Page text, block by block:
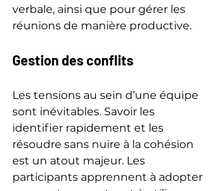
verbale, ainsi que pour gérer les
réunions de manière productive.
Gestion des conflits
Les tensions au sein d’une équipe
sont inévitables. Savoir les
identifier rapidement et les
résoudre sans nuire à la cohésion
est un atout majeur. Les
participants apprennent à adopter